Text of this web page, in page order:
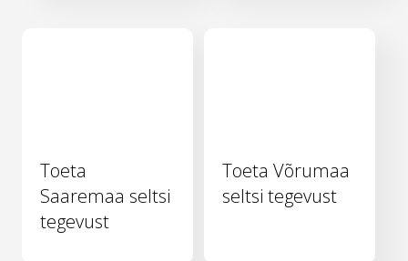
Toeta
Saaremaa seltsi
tegevust
Toeta Võrumaa
seltsi tegevust